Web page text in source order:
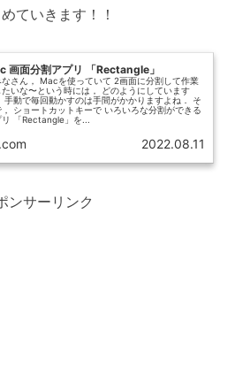
ていきます！！
画面分割アプリ 「Rectangle」
さん， Macを使っていて 2画面に分割して作業
たいな〜という時には， どのようにしています
手動で毎回動かすのは手間がかかりますよね． そ
， ショートカットキーで いろいろな分割ができる
リ 「Rectangle」を...
2022.08.11
ンサーリンク